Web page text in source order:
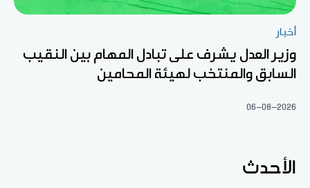
أخبار
وزير العدل يشرف على تبادل المهام بين النقيب
السابق والمنتخب لهيئة المحامين
06-08-2026
الأحدث